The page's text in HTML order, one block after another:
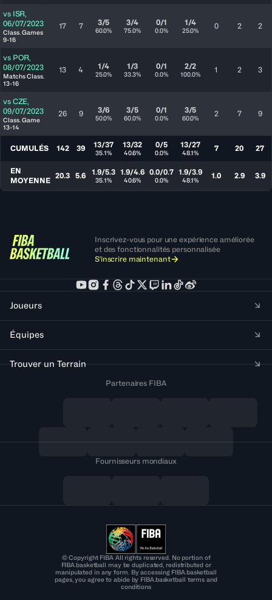
vs ISR,
06/07/2023
Class. Games
9-16
17 7 3/5
60.0%
3/4
75.0%
0/1
0.0%
1/4
25.0% 0 2 2
vs POR,
08/07/2023
Matchs Class.
13-16
13 4 1/4
25.0%
1/3
33.3%
0/1
0.0%
2/2
100.0% 1 2 3
vs CZE,
09/07/2023
Class. Game
13-14
26 9 3/6
50.0%
3/5
60.0%
0/1
0.0%
3/5
60.0% 2 7 9
CUMULÉS 142 39 13/37
35.1%
13/32
40.6%
0/5
0.0%
13/27
48.1% 7 20 27
EN
MOYENNE
20.3 5.6 1.9/5.3
35.1%
1.9/4.6
40.6%
0.0/0.7
0.0%
1.9/3.9
48.1% 1.0 2.9 3.9
Inscrivez-vous pour une expérience améliorée
et des fonctionnalités personnalisée
S'inscrire maintenant
Joueurs
Équipes
Trouver un Terrain
Partenaires FIBA
Fournisseurs mondiaux
© Copyright FIBA All rights reserved. No portion of
FIBA.basketball may be duplicated, redistributed or
manipulated in any form. By accessing FIBA.basketball
pages, you agree to abide by FIBA.basketball terms and
conditions